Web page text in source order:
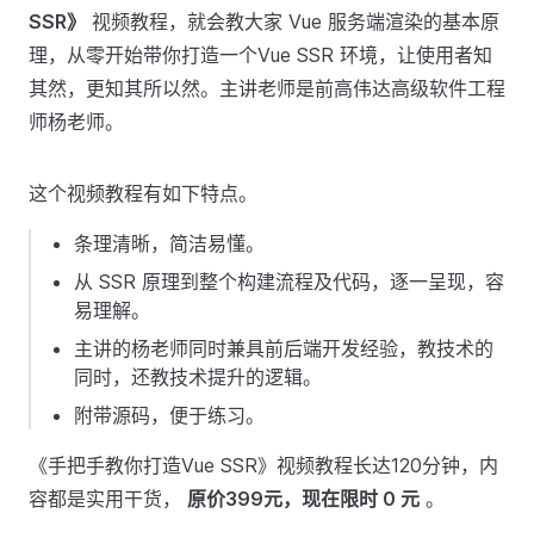
SSR》
视频教程，就会教大家 Vue 服务端渲染的基本原
理，从零开始带你打造一个Vue SSR 环境，让使用者知
其然，更知其所以然。主讲老师是前高伟达高级软件工程
师杨老师。
这个视频教程有如下特点。
条理清晰，简洁易懂。
从 SSR 原理到整个构建流程及代码，逐一呈现，容
易理解。
主讲的杨老师同时兼具前后端开发经验，教技术的
同时，还教技术提升的逻辑。
附带源码，便于练习。
《手把手教你打造Vue SSR》视频教程长达120分钟，内
容都是实用干货， 原价399元，现在限时 0 元 。